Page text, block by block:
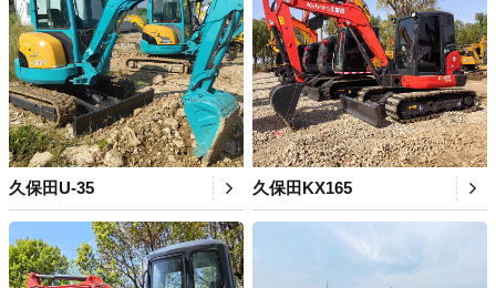
久保田U-35 久保田KX165